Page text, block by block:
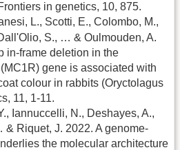
in genetics, 10, 875.
L., Scotti, E., Colombo, M.,
S., … & Oulmouden, A.
in-frame deletion in the
gene is associated with
colour in rabbits (Oryctolagus
11, 1-11.
Iannuccelli, N., Deshayes, A.,
& Riquet, J. 2022. A genome-
the molecular architecture